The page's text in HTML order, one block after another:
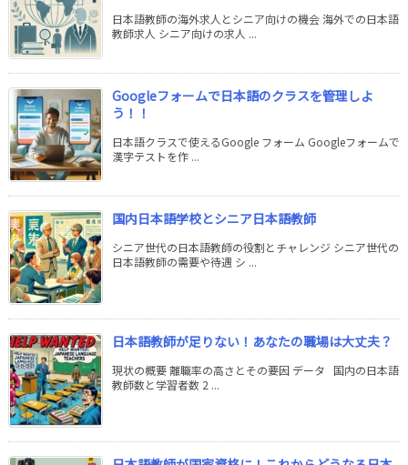
日本語教師の海外求人とシニア向けの機会 海外での日本語
教師求人 シニア向けの求人 ...
Googleフォームで日本語のクラスを管理しよ
う！！
日本語クラスで使えるGoogle フォーム Googleフォームで
漢字テストを作 ...
国内日本語学校とシニア日本語教師
シニア世代の日本語教師の役割とチャレンジ シニア世代の
日本語教師の需要や待遇 シ ...
日本語教師が足りない！あなたの職場は大丈夫？
現状の概要 離職率の高さとその要因 データ 国内の日本語
教師数と学習者数 2 ...